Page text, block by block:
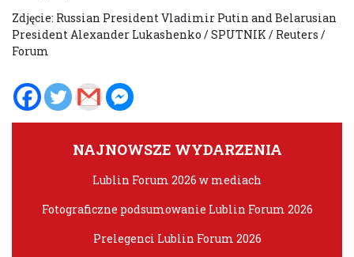
Zdjęcie: Russian President Vladimir Putin and Belarusian
President Alexander Lukashenko / SPUTNIK / Reuters /
Forum
NAJNOWSZE WYDARZENIA
Lublin Forum 2026 w mediach
Fotograficzne podsumowanie Lublin Forum 2026
Prelegenci Lublin Forum 2026